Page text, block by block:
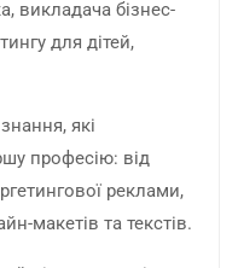
викладача бізнес-
для дітей,
які
професію: від
реклами,
макетів та текстів.